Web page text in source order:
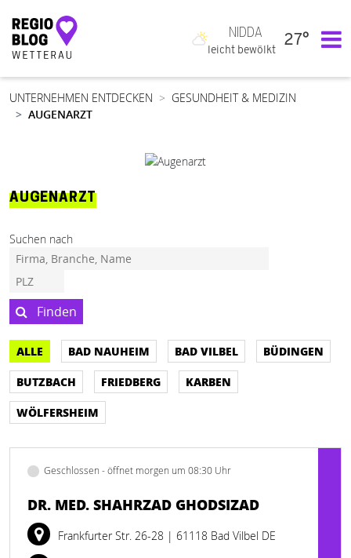
Hauptnavigation
NIDDA
leicht bewölkt
27°
UNTERNEHMEN ENTDECKEN
GESUNDHEIT & MEDIZIN
AUGENARZT
AUGENARZT
Suchen nach
Finden
ALLE BAD NAUHEIM BAD VILBEL
BÜDINGEN
BUTZBACH
FRIEDBERG
KARBEN
WÖLFERSHEIM
Geschlossen - öffnet morgen um 08:30 Uhr
DR. MED. SHAHRZAD GHODSIZAD
Frankfurter Str. 26-28 | 61118 Bad Vilbel DE